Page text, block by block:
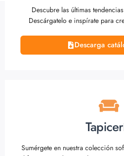
Descubre las últimas
Descárgatelo e inspírate para
Descarga
Sumérgete en nuestra colección